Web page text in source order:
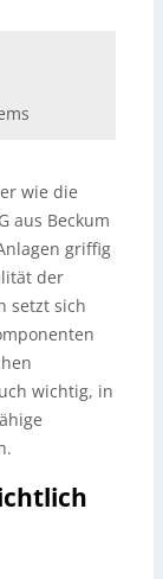
wie die
aus Beckum
griffig
der
setzt sich
wichtig, in